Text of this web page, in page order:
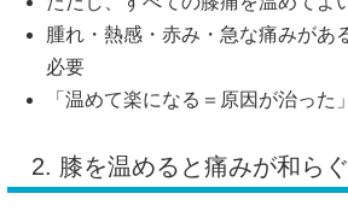
腫れ・熱感・赤み・急な痛みがあ
必要
「温めて楽になる＝原因が治った
2. 膝を温めると痛みが和ら